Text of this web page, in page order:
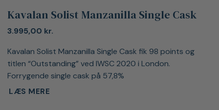
Kavalan Solist Manzanilla Single Cask
3.995,00 kr.
Kavalan Solist Manzanilla Single Cask fik 98 points og
titlen “Outstanding” ved IWSC 2020 i London.
Forrygende single cask på 57,8%
LÆS MERE